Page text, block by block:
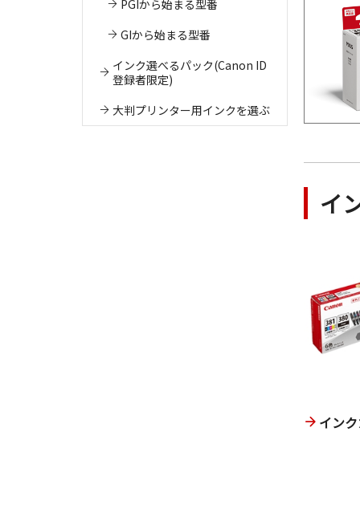
PGIから始まる型番
GIから始まる型番
インク選べるパック(Canon ID
登録者限定)
大判プリンター用インクを選ぶ
イ
イン